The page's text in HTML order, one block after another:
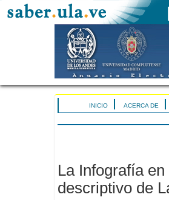
INICIO ACERCA DE
La Infografía
descriptivo de